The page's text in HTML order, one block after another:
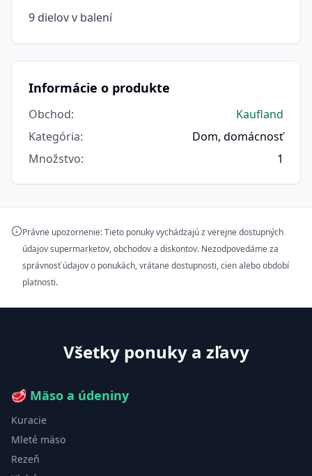
9 dielov v balení
Informácie o produkte
Obchod:
Kaufland
Kategória:
Dom, domácnosť
Množstvo: 1
Právne upozornenie: Tieto ponuky vychádzajú z verejne dostupných
údajov supermarketov, obchodov a diskontov. Nezodpovedáme za
správnosť údajov o ponukách, vrátane dostupnosti, cien alebo období
platnosti.
Všetky ponuky a zľavy
🥩 Mäso a údeniny
Kuracie
Mleté mäso
Rezeň